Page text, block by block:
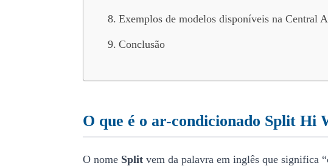
Exemplos de modelos disponíveis na Central
Conclusão
O que é o ar-condicionado Split Hi
O nome Split vem da palavra em inglês que significa